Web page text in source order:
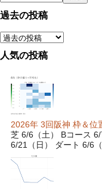
過去の投稿
人気の投稿
2026年 3回阪神 枠＆位
芝 6/6（土） Bコース
6/21（日） ダート 6/6